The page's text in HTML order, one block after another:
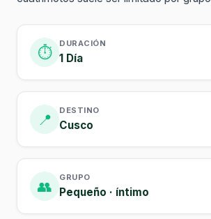
⏱️
DURACIÓN
1 Día
📍
DESTINO
Cusco
👥
GRUPO
Pequeño · íntimo